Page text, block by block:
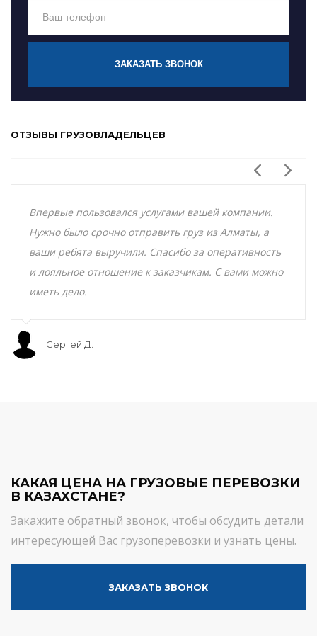
ЗАКАЗАТЬ ЗВОНОК
ОТЗЫВЫ ГРУЗОВЛАДЕЛЬЦЕВ
Впервые пользовался услугами вашей компании.
Нужно было срочно отправить груз из Алматы, а
ваши ребята выручили. Спасибо за оперативность
и лояльное отношение к заказчикам. С вами можно
иметь дело.
Сергей Д.
КАКАЯ ЦЕНА НА ГРУЗОВЫЕ ПЕРЕВОЗКИ
В КАЗАХСТАНЕ?
Закажите обратный звонок, чтобы обсудить детали
интересующей Вас грузоперевозки и узнать цены.
ЗАКАЗАТЬ ЗВОНОК